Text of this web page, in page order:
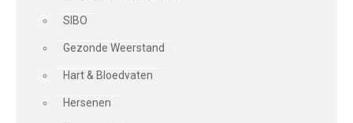
SIBO
Gezonde Weerstand
Hart & Bloedvaten
Hersenen